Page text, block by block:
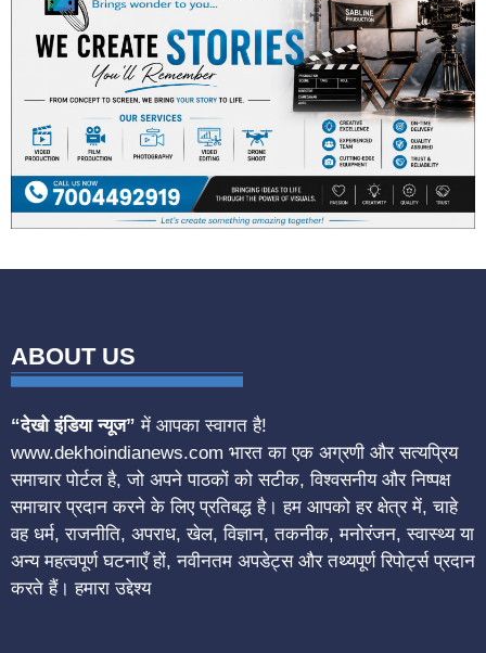
ABOUT US
“देखो इंडिया न्यूज” में आपका स्वागत है!
www.dekhoindianews.com भारत का एक अग्रणी और सत्यप्रिय
समाचार पोर्टल है, जो अपने पाठकों को सटीक, विश्वसनीय और निष्पक्ष
समाचार प्रदान करने के लिए प्रतिबद्ध है। हम आपको हर क्षेत्र में, चाहे
वह धर्म, राजनीति, अपराध, खेल, विज्ञान, तकनीक, मनोरंजन, स्वास्थ्य या
अन्य महत्वपूर्ण घटनाएँ हों, नवीनतम अपडेट्स और तथ्यपूर्ण रिपोर्ट्स प्रदान
करते हैं। हमारा उद्देश्य